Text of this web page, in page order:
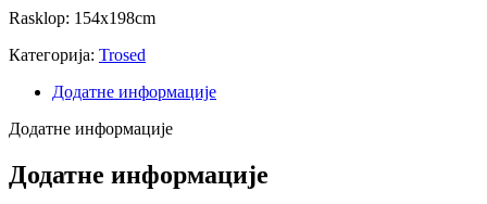
Rasklop: 154x198cm
Категорија: Trosed
Додатне информације
Додатне информације
Додатне информације